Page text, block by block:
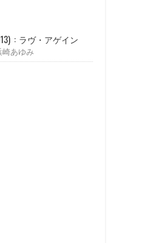
: ラヴ・アゲイン
崎あゆみ